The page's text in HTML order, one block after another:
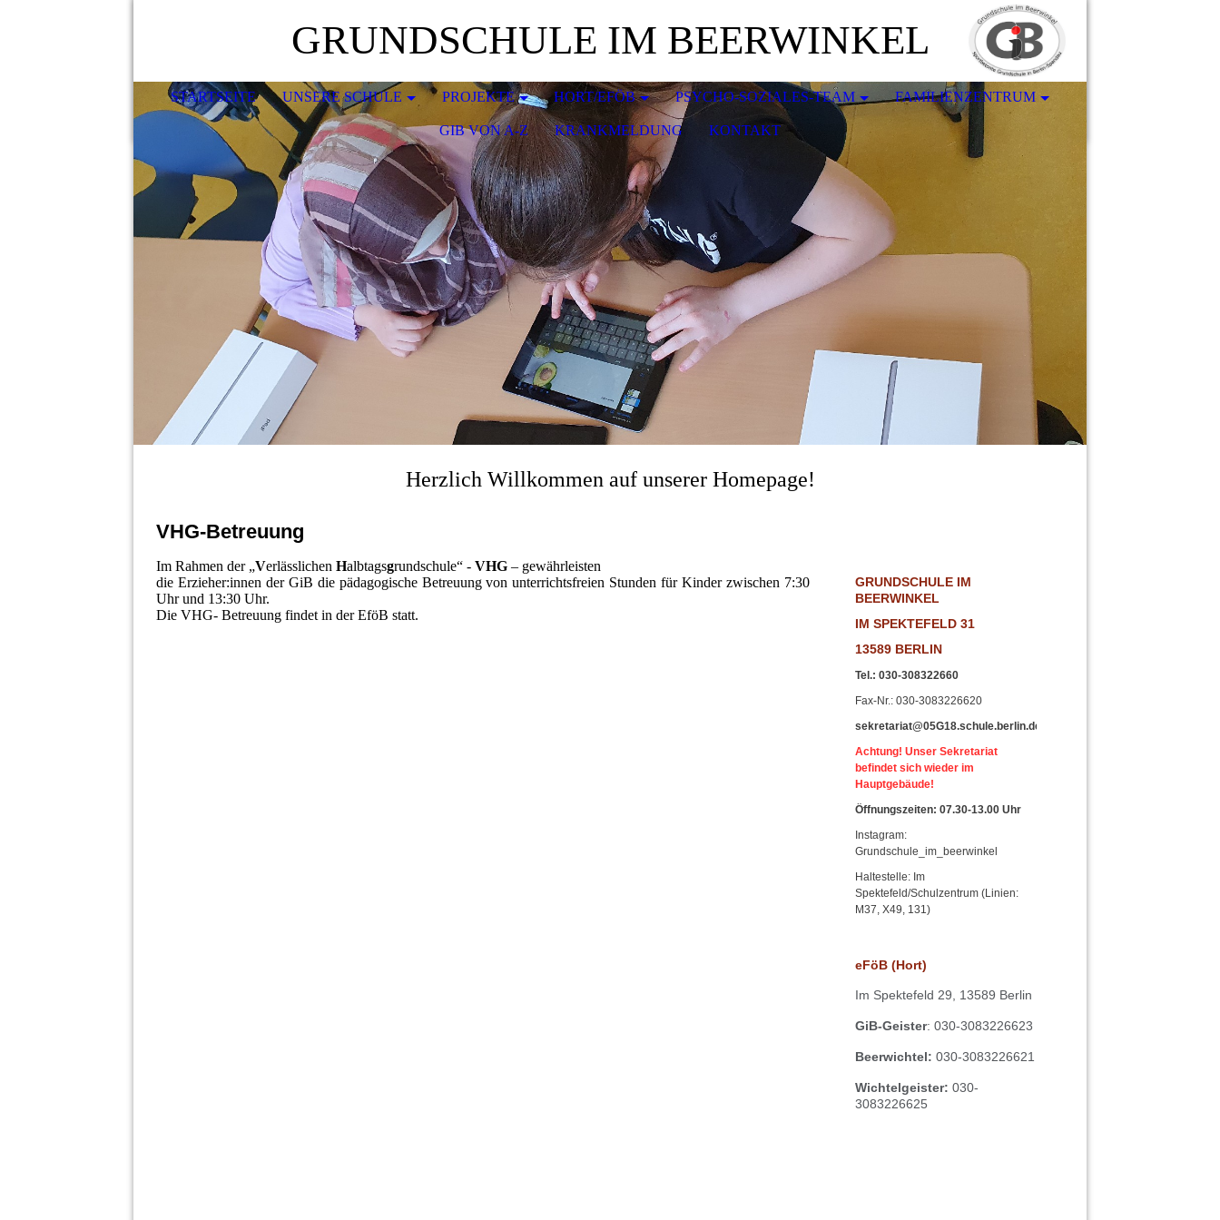
GRUNDSCHULE IM BEERWINKEL
STARTSEITE UNSERE SCHULE PROJEKTE HORT/EFÖB PSYCHO-SOZIALES-TEAM FAMILIENZENTRUM
GIB VON A-Z KRANKMELDUNG KONTAKT
Herzlich Willkommen auf unserer Homepage!
VHG-Betreuung
Im Rahmen der „Verlässlichen Halbtagsgrundschule“ - VHG – gewährleisten
die Erzieher:innen der GiB die pädagogische Betreuung von unterrichtsfreien Stunden für Kinder zwischen 7:30
Uhr und 13:30 Uhr.
Die VHG- Betreuung findet in der EföB statt.
GRUNDSCHULE IM
BEERWINKEL
IM SPEKTEFELD 31
13589 BERLIN
Tel.: 030-308322660
Fax-Nr.: 030-3083226620
sekretariat@05G18.schule.berlin.de
Achtung! Unser Sekretariat
befindet sich wieder im
Hauptgebäude!
Öffnungszeiten: 07.30-13.00 Uhr
Instagram:
Grundschule_im_beerwinkel
Haltestelle: Im
Spektefeld/Schulzentrum (Linien:
M37, X49, 131)
eFöB (Hort)
Im Spektefeld 29, 13589 Berlin
GiB-Geister: 030-3083226623
Beerwichtel: 030-3083226621
Wichtelgeister: 030-
3083226625